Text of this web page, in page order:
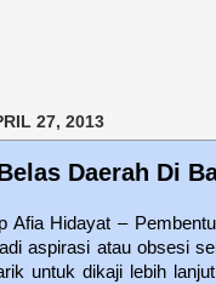
27, 2013
Daerah Di
Afia Hidayat –
aspirasi atau obsesi
untuk dikaji lebih